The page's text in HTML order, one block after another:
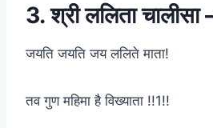
3. श्री ललिता चालीसा
जयति जयति जय ललिते माता!
तव गुण महिमा है विख्याता !!1!!